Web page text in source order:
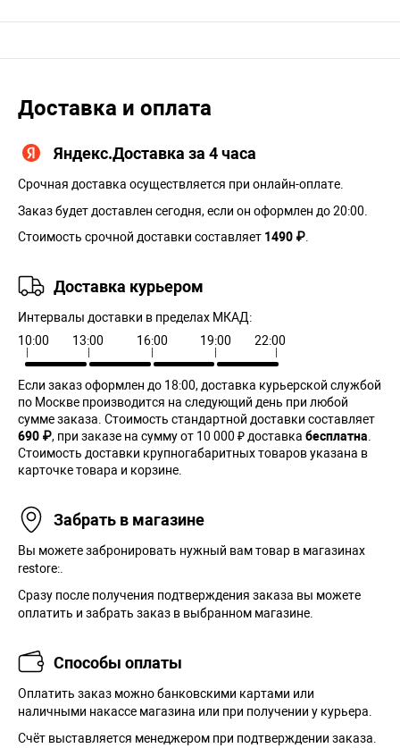
Доставка и оплата
Яндекс.Доставка за 4 часа
Срочная доставка осуществляется при онлайн-оплате.
Заказ будет доставлен сегодня, если он оформлен до 20:00.
Стоимость срочной доставки составляет 1490 ₽
Доставка курьером
Интервалы доставки в пределах МКАД:
10:00
13:00 16:00 19:00 22:00
Если заказ оформлен до 18:00, доставка курьерской службой
по Москве производится на следующий день при любой
сумме заказа. Cтоимость стандартной доставки составляет
690 ₽, при заказе на сумму от 10 000 ₽ доставка бесплатна
Стоимость доставки крупногабаритных товаров указана в
карточке товара и корзине.
Забрать в магазине
Вы можете забронировать нужный вам товар в магазинах
restore:.
Сразу после получения подтверждения заказа вы можете
оплатить и забрать заказ в выбранном магазине.
Способы оплаты
Оплатить заказ можно банковскими картами или
наличными накассе магазина или при получении у курьера.
Cчёт выставляется менеджером при подтверждении заказа.